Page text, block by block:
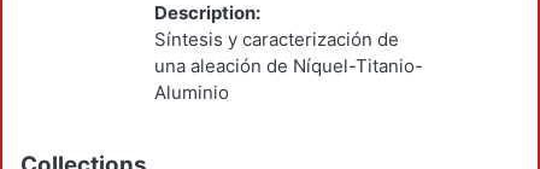
Description:
Síntesis y caracterización de
una aleación de Níquel-Titanio-
Aluminio